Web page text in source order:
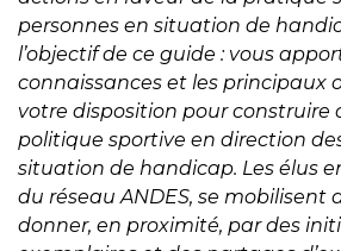
personnes en situation de
l’objectif de ce guide : vous
connaissances et les principaux
votre disposition pour construire
politique sportive en direction
situation de handicap. Les élus
du réseau ANDES, se mobilisent
donner, en proximité, par des